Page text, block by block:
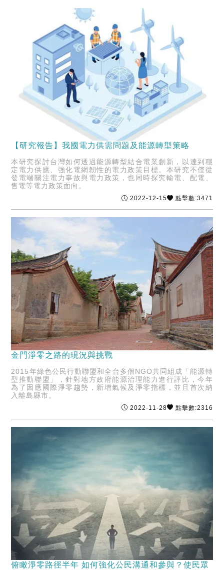
【研究報告】我國電力供需問題及能源轉型策略
本研究探討台灣如何透過能源轉型結合電業創新，以達到穩
定電力供應、強化電網韌性的電力政策目標。本研究不僅從
發電端關注電力事故與電力政策，也同時探究輸電、配電、
售電等電力政策面向。
2022-12-15 點擊數:3471
金門淨零之路的現況與挑戰
2015年綠色公民行動聯盟和全台多個NGO共同組成「能源轉
型推動聯盟」，針對地方政府能源治理能力進行評比，今年
為了因應國際淨零趨勢，新增氣候及淨零指標，並且首次納
入離島縣市。
2022-11-28 點擊數:2316
俯瞰淨零路徑半年 如何強化公民溝通和參與？使民眾